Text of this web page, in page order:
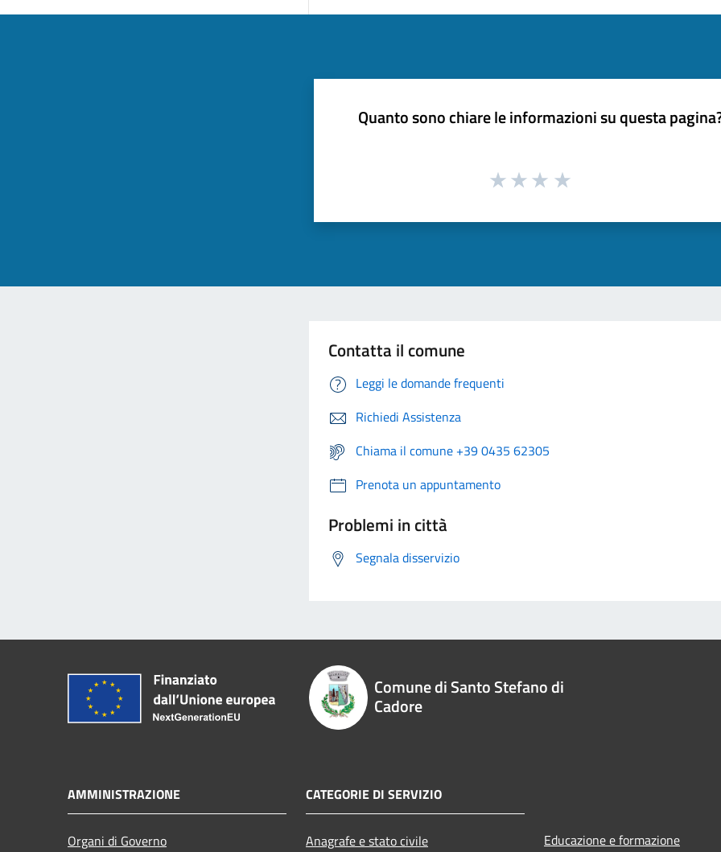
Quanto sono chiare le informazioni su questa
Contatta il comune
Leggi le domande frequenti
Richiedi Assistenza
Chiama il comune +39 0435 62305
Prenota un appuntamento
Problemi in città
Segnala disservizio
Comune di Santo Stefano di
Cadore
AMMINISTRAZIONE
Organi di Governo
CATEGORIE DI SERVIZIO
Anagrafe e stato civile
Educazione e formazione